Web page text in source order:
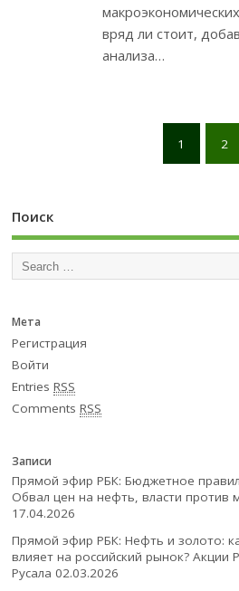
вряд ли стоит,
анализа…
1 2
Поиск
Мета
Регистрация
Войти
EntriesRSS
CommentsRSS
Записи
Прямой эфир РБК: Бюджетное
Обвал цен на нефть, власти против
17.04.2026
Прямой эфир РБК: Нефть и золото:
влияет на российский рынок?
Русала 02.03.2026